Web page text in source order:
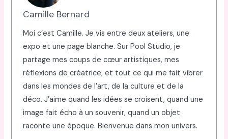
Camille Bernard
Moi c’est Camille. Je vis entre deux ateliers, une
expo et une page blanche. Sur Pool Studio, je
partage mes coups de cœur artistiques, mes
réflexions de créatrice, et tout ce qui me fait vibrer
dans les mondes de l’art, de la culture et de la
déco. J’aime quand les idées se croisent, quand une
image fait écho à un souvenir, quand un objet
raconte une époque. Bienvenue dans mon univers.